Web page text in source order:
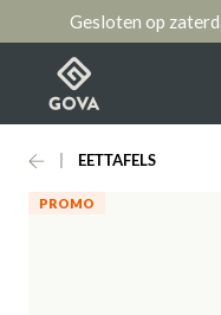
Gesloten op
Collectie
EETTAFELS
PROMO